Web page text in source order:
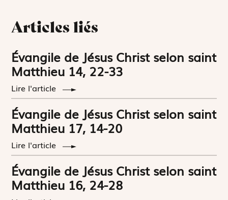
Articles liés
Évangile de Jésus Christ selon saint
Matthieu 14, 22-33
Lire l'article
Évangile de Jésus Christ selon saint
Matthieu 17, 14-20
Lire l'article
Évangile de Jésus Christ selon saint
Matthieu 16, 24-28